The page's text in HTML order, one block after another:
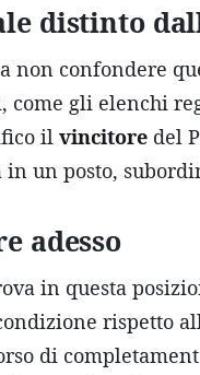
distinto
non confondere
come gli elenchi
il vincitore del
in un posto,
adesso
in questa
rispetto
di